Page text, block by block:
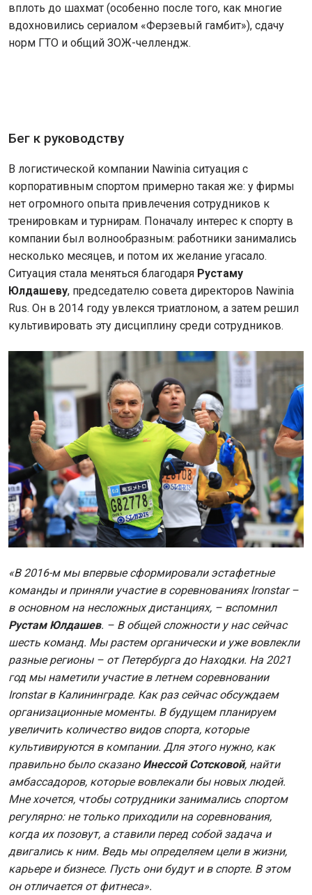
вплоть до шахмат (особенно после того, как многие
вдохновились сериалом «Ферзевый гамбит»), сдачу
норм ГТО и общий ЗОЖ-челлендж.
Бег к руководству
В логистической компании Nawinia ситуация с
корпоративным спортом примерно такая же: у фирмы
нет огромного опыта привлечения сотрудников к
тренировкам и турнирам. Поначалу интерес к спорту в
компании был волнообразным: работники занимались
несколько месяцев, и потом их желание угасало.
Ситуация стала меняться благодаря Рустаму
Юлдашеву, председателю совета директоров Nawinia
Rus. Он в 2014 году увлекся триатлоном, а затем решил
культивировать эту дисциплину среди сотрудников.
«В 2016-м мы впервые сформировали эстафетные
команды и приняли участие в соревнованиях Ironstar –
в основном на несложных дистанциях, – вспомнил
Рустам Юлдашев. – В общей сложности у нас сейчас
шесть команд. Мы растем органически и уже вовлекли
разные регионы – от Петербурга до Находки. На 2021
год мы наметили участие в летнем соревновании
Ironstar в Калининграде. Как раз сейчас обсуждаем
организационные моменты. В будущем планируем
увеличить количество видов спорта, которые
культивируются в компании. Для этого нужно, как
правильно было сказано Инессой Сотсковой, найти
амбассадоров, которые вовлекали бы новых людей.
Мне хочется, чтобы сотрудники занимались спортом
регулярно: не только приходили на соревнования,
когда их позовут, а ставили перед собой задача и
двигались к ним. Ведь мы определяем цели в жизни,
карьере и бизнесе. Пусть они будут и в спорте. В этом
он отличается от фитнеса».